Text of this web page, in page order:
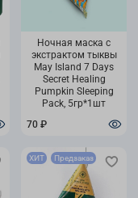
Ночная маска с
экстрактом тыквы
May Island 7 Days
Secret Healing
Pumpkin Sleeping
Pack, 5гр*1шт
70 ₽
ХИТ Предзаказ